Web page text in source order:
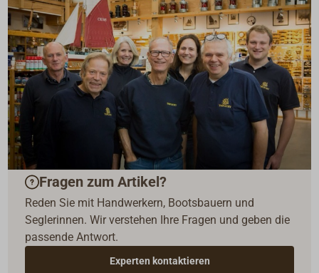
Fragen zum Artikel?
Reden Sie mit Handwerkern, Bootsbauern und
Seglerinnen. Wir verstehen Ihre Fragen und geben die
passende Antwort.
Experten kontaktieren